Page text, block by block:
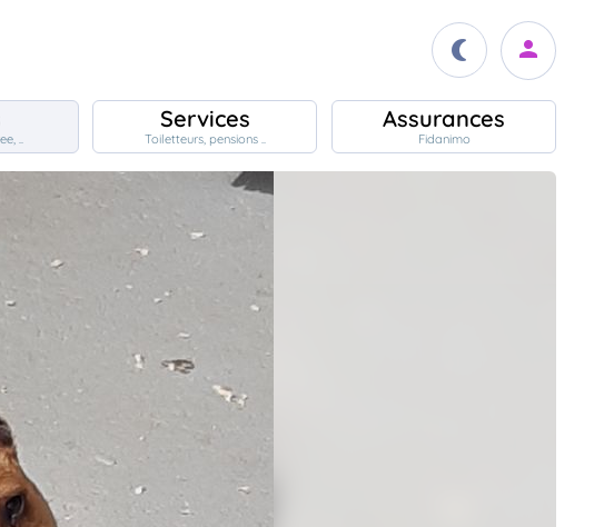
..
Services
Toiletteurs, pensions ..
Assurances
Fidanimo